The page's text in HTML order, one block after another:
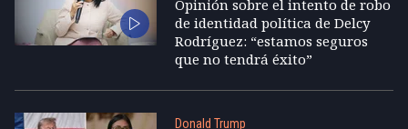
Opinión sobre el intento de robo
de identidad política de Delcy
Rodríguez: “estamos seguros
que no tendrá éxito”
Donald Trump